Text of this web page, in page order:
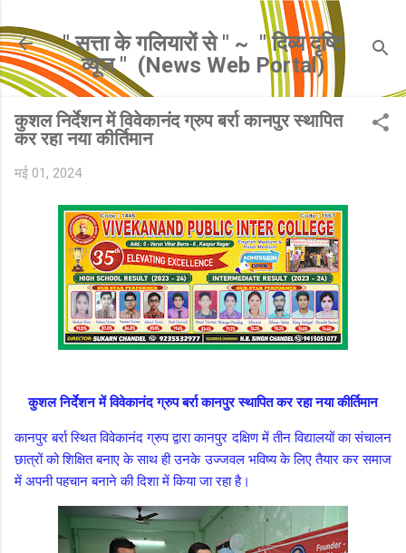
सीधे मुख्य सामग्री पर जाएं
" सत्ता के गलियारों से " ~ ​ " दिव्य दृष्टि
व्यूज " ​ (News Web Portal)
कुशल निर्देशन में विवेकानंद ग्रुप बर्रा कानपुर स्थापित
कर रहा नया कीर्तिमान
मई 01, 2024
कुशल निर्देशन में विवेकानंद ग्रुप बर्रा कानपुरस्थापित कर रहा नया कीर्तिमान
कानपुर बर्रा स्थित विवेकानंद ग्रुप द्वारा कानपुर दक्षिण में तीन विद्यालयों का संचालन
छात्रों को शिक्षित बनाए के साथ ही उनके उज्जवल भविष्य के लिए तैयार कर समाज
में अपनी पहचान बनाने की दिशा में किया जा रहा है।